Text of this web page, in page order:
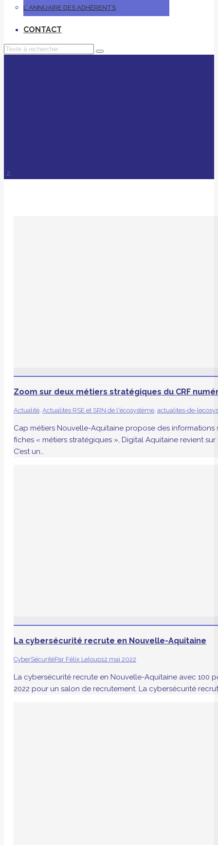
L’ ANNUAIRE DES ADHÉRENTS
CONTACT
Zoom sur deux métiers stratégiques du CRF
Actualité Actualités RSE et SRN de l'écosystème actualites-de-
Cap métiers Nouvelle-Aquitaine propose des informations
fiches « métiers stratégiques », Digital Aquitaine revient
C’est un…
La cybersécurité recrute en Nouvelle-Aquitaine
CyberSécuritéPar Félix Leloup12 mai 2022
La cybersécurité recrute en Nouvelle-Aquitaine avec 100
2022 pour un salon de recrutement. La cybersécurité